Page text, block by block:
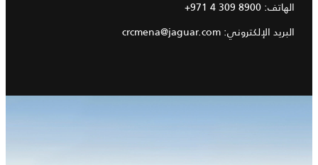
الهاتف: +971 4 309 8900
البريد الإلكتروني: crcmena@jaguar.com